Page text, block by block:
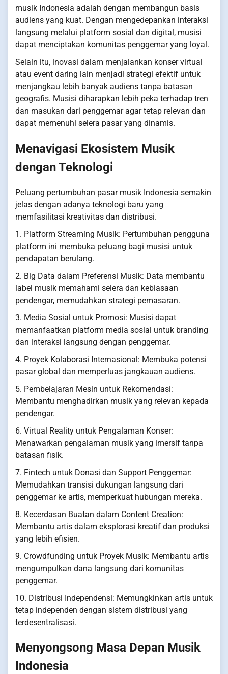
musik Indonesia adalah dengan membangun basis
audiens yang kuat. Dengan mengedepankan interaksi
langsung melalui platform sosial dan digital, musisi
dapat menciptakan komunitas penggemar yang loyal.
Selain itu, inovasi dalam menjalankan konser virtual
atau event daring lain menjadi strategi efektif untuk
menjangkau lebih banyak audiens tanpa batasan
geografis. Musisi diharapkan lebih peka terhadap tren
dan masukan dari penggemar agar tetap relevan dan
dapat memenuhi selera pasar yang dinamis.
Menavigasi Ekosistem Musik
dengan Teknologi
Peluang pertumbuhan pasar musik Indonesia semakin
jelas dengan adanya teknologi baru yang
memfasilitasi kreativitas dan distribusi.
1. Platform Streaming Musik: Pertumbuhan pengguna
platform ini membuka peluang bagi musisi untuk
pendapatan berulang.
2. Big Data dalam Preferensi Musik: Data membantu
label musik memahami selera dan kebiasaan
pendengar, memudahkan strategi pemasaran.
3. Media Sosial untuk Promosi: Musisi dapat
memanfaatkan platform media sosial untuk branding
dan interaksi langsung dengan penggemar.
4. Proyek Kolaborasi Internasional: Membuka potensi
pasar global dan memperluas jangkauan audiens.
5. Pembelajaran Mesin untuk Rekomendasi:
Membantu menghadirkan musik yang relevan kepada
pendengar.
6. Virtual Reality untuk Pengalaman Konser:
Menawarkan pengalaman musik yang imersif tanpa
batasan fisik.
7. Fintech untuk Donasi dan Support Penggemar:
Memudahkan transisi dukungan langsung dari
penggemar ke artis, memperkuat hubungan mereka.
8. Kecerdasan Buatan dalam Content Creation:
Membantu artis dalam eksplorasi kreatif dan produksi
yang lebih efisien.
9. Crowdfunding untuk Proyek Musik: Membantu artis
mengumpulkan dana langsung dari komunitas
penggemar.
10. Distribusi Independensi: Memungkinkan artis untuk
tetap independen dengan sistem distribusi yang
terdesentralisasi.
Menyongsong Masa Depan Musik
Indonesia